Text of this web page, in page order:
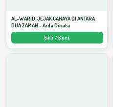
AL-WARID: JEJAK CAHAYA DI ANTARA
DUA ZAMAN - Arda Dinata
Beli / Baca